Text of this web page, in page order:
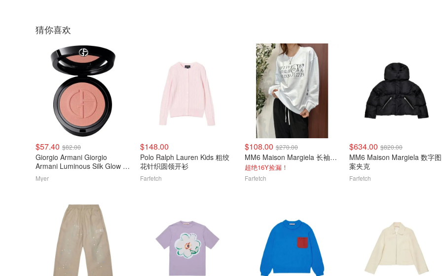
猜你喜欢
$57.40 $82.00
Giorgio Armani Giorgio
Armani Luminous Silk Glow 腮
红
Myer
$148.00
Polo Ralph Lauren Kids 粗绞
花针织圆领开衫
Farfetch
$108.00 $270.00
MM6 Maison Margiela 长袖卫衣
超绝16Y捡漏！
Farfetch
$634.00 $820.00
MM6 Maison Margiela 数字图
案夹克
Farfetch